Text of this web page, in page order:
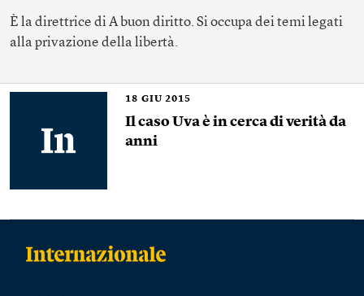
È la direttrice di A buon diritto. Si occupa dei temi legati
alla privazione della libertà.
18 GIU 2015
Il caso Uva è in cerca di verità da
anni